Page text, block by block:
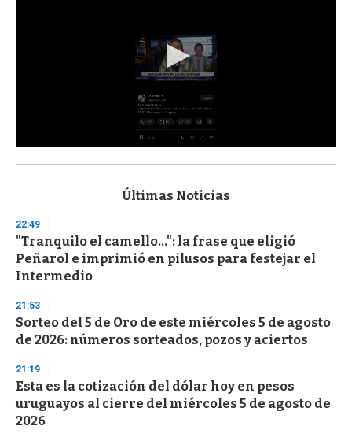
s
d
s
o
f
3
s
e
c
o
d
s
Últimas Noticias
22:49
"Tranquilo el camello...": la frase que eligió
Peñarol e imprimió en pilusos para festejar el
Intermedio
21:53
Sorteo del 5 de Oro de este miércoles 5 de agosto
de 2026: números sorteados, pozos y aciertos
21:19
Esta es la cotización del dólar hoy en pesos
uruguayos al cierre del miércoles 5 de agosto de
2026